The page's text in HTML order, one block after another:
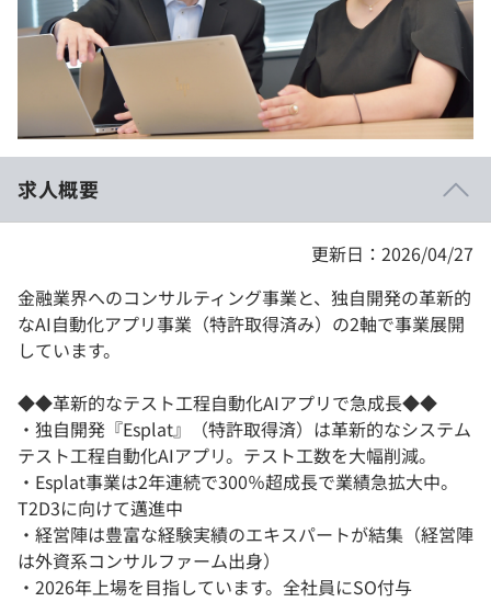
個人向けプラン
法人向けプラン
学校向けプラン
契約内容・クーポン
求人概要
更新日：2026/04/27
金融業界へのコンサルティング事業と、独自開発の革新的
なAI自動化アプリ事業（特許取得済み）の2軸で事業展開
しています。
◆◆革新的なテスト工程自動化AIアプリで急成長◆◆
・独自開発『Esplat』（特許取得済）は革新的なシステム
テスト工程自動化AIアプリ。テスト工数を大幅削減。
・Esplat事業は2年連続で300％超成長で業績急拡大中。
T2D3に向けて邁進中
・経営陣は豊富な経験実績のエキスパートが結集（経営陣
は外資系コンサルファーム出身）
・2026年上場を目指しています。全社員にSO付与